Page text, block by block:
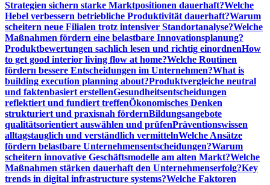
Strategien sichern starke Marktpositionen dauerhaft?Welche
Hebel verbessern betriebliche Produktivität dauerhaft?Warum
scheitern neue Filialen trotz intensiver Standortanalyse?Welche
Maßnahmen fördern eine belastbare Innovationsplanung?
Produktbewertungen sachlich lesen und richtig einordnenHow
to get good interior living flow at home?Welche Routinen
fördern bessere Entscheidungen im Unternehmen?What is
building execution planning about?Produktvergleiche neutral
und faktenbasiert erstellenGesundheitsentscheidungen
reflektiert und fundiert treffenÖkonomisches Denken
strukturiert und praxisnah fördernBildungsangebote
qualitätsorientiert auswählen und prüfenPräventionswissen
alltagstauglich und verständlich vermittelnWelche Ansätze
fördern belastbare Unternehmensentscheidungen?Warum
scheitern innovative Geschäftsmodelle am alten Markt?Welche
Maßnahmen stärken dauerhaft den Unternehmenserfolg?Key
trends in digital infrastructure systems?Welche Faktoren